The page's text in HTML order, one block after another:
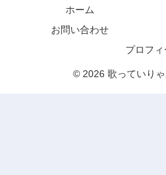
ホーム
お問い合わせ
プロフ
© 2026 歌っていりゃ